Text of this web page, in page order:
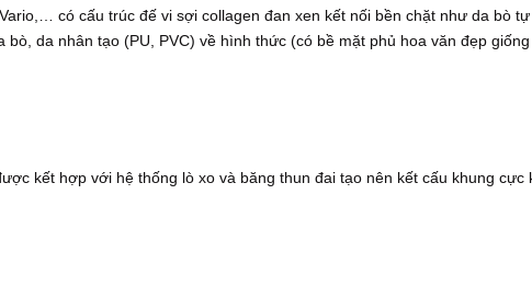
có cấu trúc đế vi sợi collagen đan xen kết nối bền chặt như da bò
da nhân tạo (PU, PVC) về hình thức (có bề mặt phủ hoa văn đẹp
kết hợp với hệ thống lò xo và băng thun đai tạo nên kết cấu khung cực